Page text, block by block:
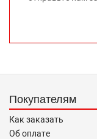
продаже,
выбора
«О защите прав
Покупателям
Как заказать
Об оплате